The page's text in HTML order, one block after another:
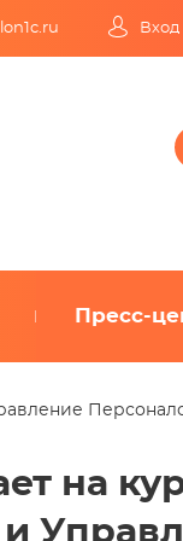
Вход
Пресс-
на